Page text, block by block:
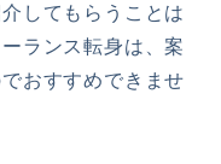
してもらうことは
ランス転身は、案
おすすめできませ